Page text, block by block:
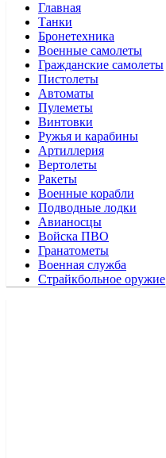
Главная
Танки
Бронетехника
Военные самолеты
Гражданские самолеты
Пистолеты
Автоматы
Пулеметы
Винтовки
Ружья и карабины
Артиллерия
Вертолеты
Ракеты
Военные корабли
Подводные лодки
Авианосцы
Войска ПВО
Гранатометы
Военная служба
Страйкбольное оружие